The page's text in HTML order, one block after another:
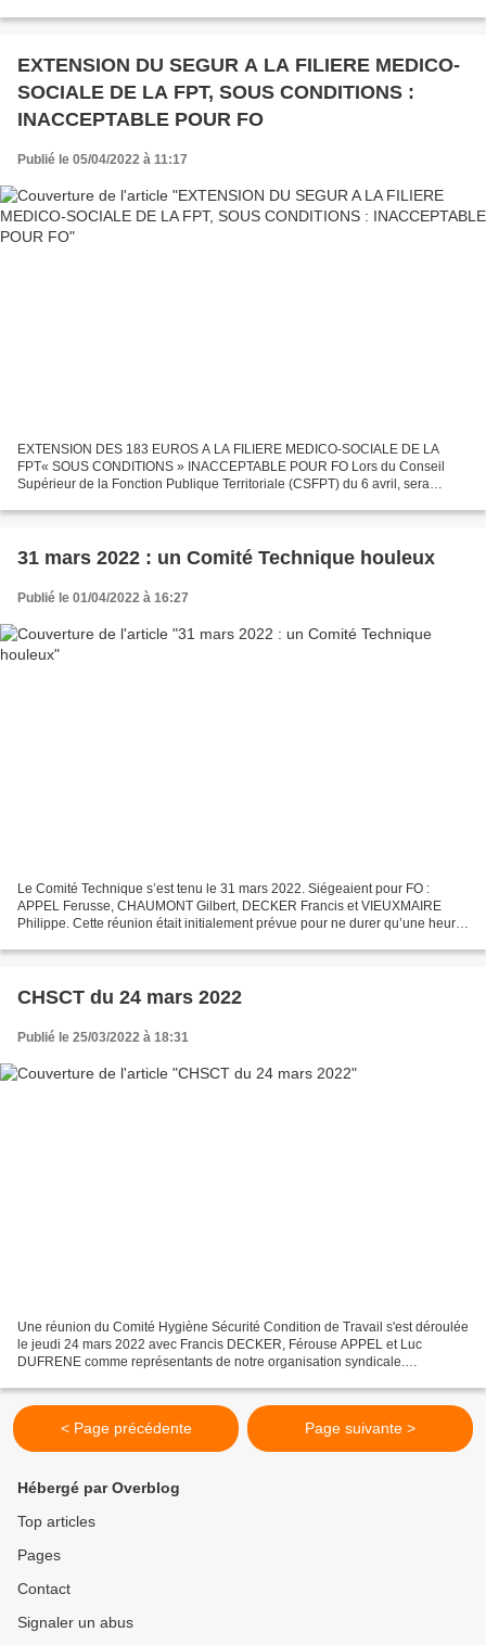
EXTENSION DU SEGUR A LA FILIERE MEDICO-
SOCIALE DE LA FPT, SOUS CONDITIONS :
INACCEPTABLE POUR FO
Publié le 05/04/2022 à 11:17
EXTENSION DES 183 EUROS A LA FILIERE MEDICO-SOCIALE DE LA
FPT« SOUS CONDITIONS » INACCEPTABLE POUR FO Lors du Conseil
Supérieur de la Fonction Publique Territoriale (CSFPT) du 6 avril, sera
31 mars 2022 : un Comité Technique houleux
Publié le 01/04/2022 à 16:27
Le Comité Technique s’est tenu le 31 mars 2022. Siégeaient pour FO :
APPEL Ferusse, CHAUMONT Gilbert, DECKER Francis et VIEUXMAIRE
Philippe. Cette réunion était initialement prévue pour ne durer qu’une heure.
CHSCT du 24 mars 2022
Publié le 25/03/2022 à 18:31
Une réunion du Comité Hygiène Sécurité Condition de Travail s'est déroulée
le jeudi 24 mars 2022 avec Francis DECKER, Férouse APPEL et Luc
DUFRENE comme représentants de notre organisation syndicale.
< Page précédente Page suivante >
Hébergé par Overblog
Top articles
Pages
Contact
Signaler un abus